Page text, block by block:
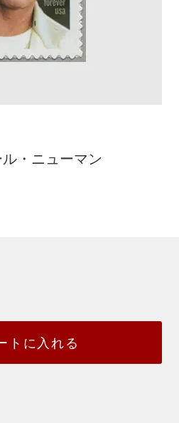
・ニューマン
トに入れる